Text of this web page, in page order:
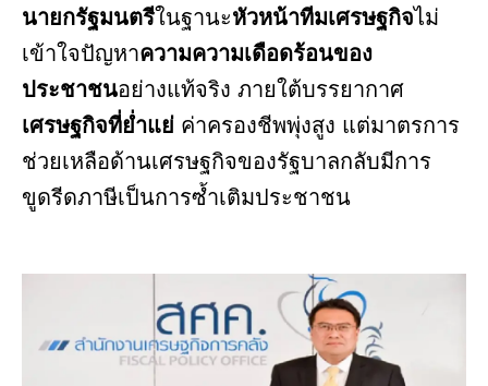
นายกรัฐมนตรีในฐานะหัวหน้าทีมเศรษฐกิจไม่
เข้าใจปัญหาความความเดือดร้อนของ
ประชาชนอย่างแท้จริง ภายใต้บรรยากาศ
เศรษฐกิจที่ย่ำแย่ ค่าครองชีพพุ่งสูง แต่มาตรการ
ช่วยเหลือด้านเศรษฐกิจของรัฐบาลกลับมีการ
ขูดรีดภาษีเป็นการซ้ำเติมประชาชน